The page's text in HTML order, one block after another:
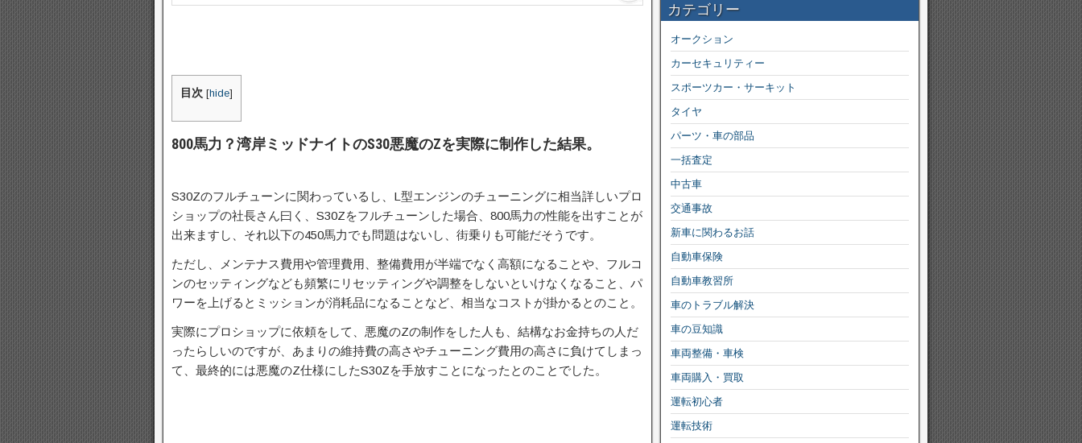
目次 [hide]
800馬力？湾岸ミッドナイトのS30悪魔のZを実際に制作した結果。
S30Zのフルチューンに関わっているし、L型エンジンのチューニングに相当詳しいプロ
ショップの社長さん曰く、S30Zをフルチューンした場合、800馬力の性能を出すことが
出来ますし、それ以下の450馬力でも問題はないし、街乗りも可能だそうです。
ただし、メンテナス費用や管理費用、整備費用が半端でなく高額になることや、フルコ
ンのセッティングなども頻繁にリセッティングや調整をしないといけなくなること、パ
ワーを上げるとミッションが消耗品になることなど、相当なコストが掛かるとのこと。
実際にプロショップに依頼をして、悪魔のZの制作をした人も、結構なお金持ちの人だ
ったらしいのですが、あまりの維持費の高さやチューニング費用の高さに負けてしまっ
て、最終的には悪魔のZ仕様にしたS30Zを手放すことになったとのことでした。
カテゴリー
オークション
カーセキュリティー
スポーツカー・サーキット
タイヤ
パーツ・車の部品
一括査定
中古車
交通事故
新車に関わるお話
自動車保険
自動車教習所
車のトラブル解決
車の豆知識
車両整備・車検
車両購入・買取
運転初心者
運転技術